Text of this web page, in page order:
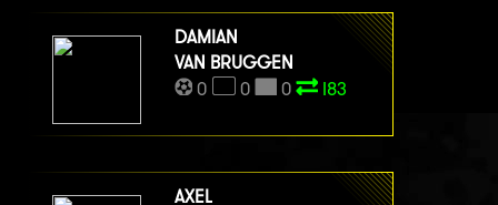
DAMIAN
VAN BRUGGEN
0
0 0 I83
AXEL